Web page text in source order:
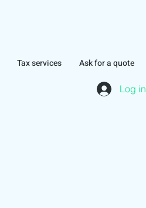
Tax services Ask for a quote
Log in